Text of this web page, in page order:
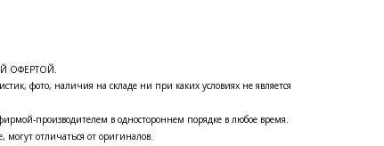
ОФЕРТОЙ.
фото, наличия на складе ни при каких условиях не является
производителем в одностороннем порядке в любое время.
могут отличаться от оригиналов.